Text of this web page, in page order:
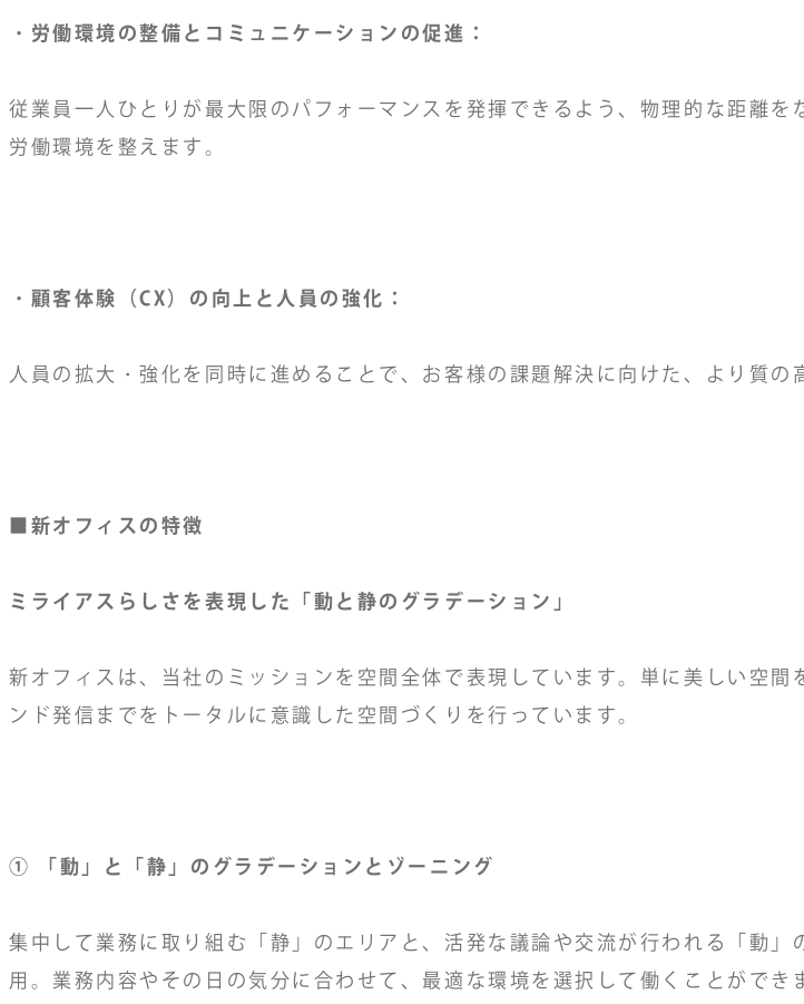
・労働環境の整備とコミュニケーションの促進：
従業員一人ひとりが最大限のパフォーマンスを発揮できるよう、物理的な距離
労働環境を整えます。
・顧客体験（CX）の向上と人員の強化：
人員の拡大・強化を同時に進めることで、お客様の課題解決に向けた、より質
■新オフィスの特徴
ミライアスらしさを表現した「動と静のグラデーション」
新オフィスは、当社のミッションを空間全体で表現しています。単に美しい空
ンド発信までをトータルに意識した空間づくりを行っています。
① 「動」と「静」のグラデーションとゾーニング
集中して業務に取り組む「静」のエリアと、活発な議論や交流が行われる「動
用。業務内容やその日の気分に合わせて、最適な環境を選択して働くことができ